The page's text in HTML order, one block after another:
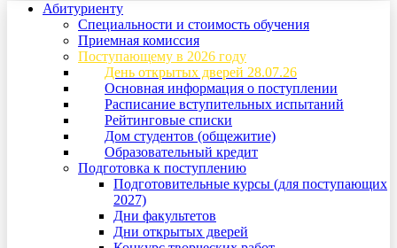
Абитуриенту
Специальности и стоимость обучения
Приемная комиссия
Поступающему в 2026 году
День открытых дверей 28.07.26
Основная информация о поступлении
Расписание вступительных испытаний
Рейтинговые списки
Дом студентов (общежитие)
Образовательный кредит
Подготовка к поступлению
Подготовительные курсы (для поступающих
2027)
Дни факультетов
Дни открытых дверей